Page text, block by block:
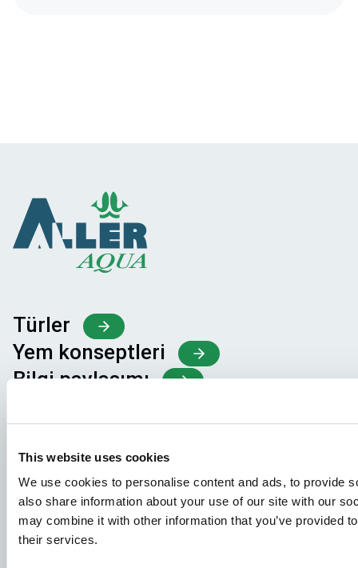
This website uses cookies
We use cookies to personalise content and ads, to provide
also share information about your use of our site with our
may combine it with other information that you’ve provided
their services.
Türler
Yem konseptleri
Bilgi paylaşımı
lütfen hangi işle ilgilendiğinizi açıkça belirtin. Okumak için
sabırsızlanıyoruz!